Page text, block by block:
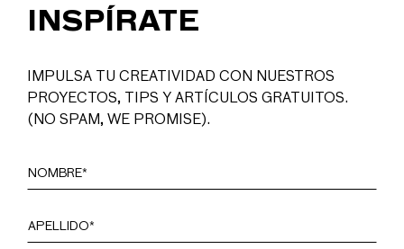
INSPÍRATE
IMPULSA TU CREATIVIDAD CON NUESTROS
PROYECTOS, TIPS Y ARTÍCULOS GRATUITOS.
(NO SPAM, WE PROMISE).